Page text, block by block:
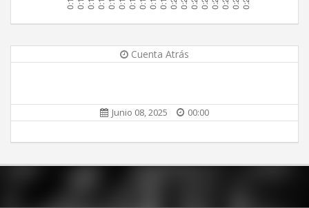
Cuenta Atrás
Junio 08, 2025 00:00